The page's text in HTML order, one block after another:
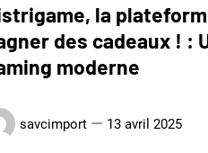
la
des cadeaux ! :
moderne
savcimport 13 avril 2025